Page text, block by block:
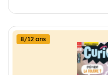
8/12 ans